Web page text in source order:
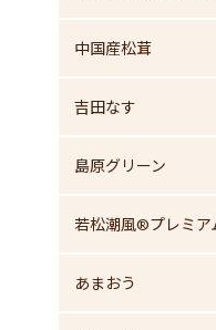
中国産松茸
吉田なす
島原グリーン
若松潮風®プレミア
あまおう